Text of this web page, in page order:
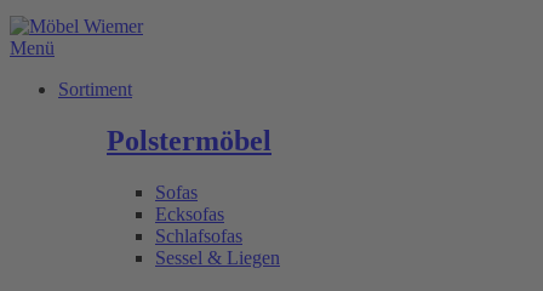
Menü
Sortiment
Polstermöbel
Sofas
Ecksofas
Schlafsofas
Sessel & Liegen